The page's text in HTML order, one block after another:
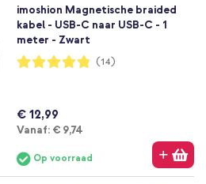
imoshion Magnetische braided
kabel - USB-C naar USB-C - 1
meter - Zwart
Waardering:
96%
(14)
€ 12,99
Vanaf: Vanaf
€ 9,74
Op voorraad